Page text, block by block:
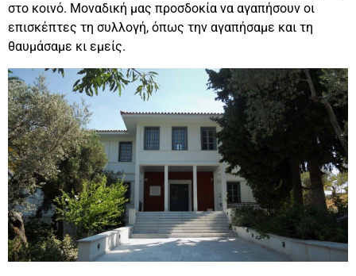
στο κοινό. Μοναδική μας προσδοκία να αγαπήσουν οι
επισκέπτες τη συλλογή, όπως την αγαπήσαμε και τη
θαυμάσαμε κι εμείς.